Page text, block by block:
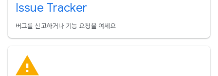
Issue Tracker
버그를 신고하거나 기능 요청을 여세요.